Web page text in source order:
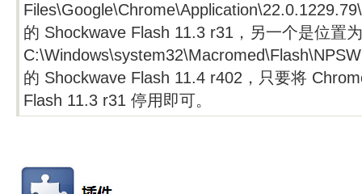
的 Shockwave Flash 11.3 r31，另一个是位置为
的 Shockwave Flash 11.4 r402，只要将
Flash 11.3 r31 停用即可。